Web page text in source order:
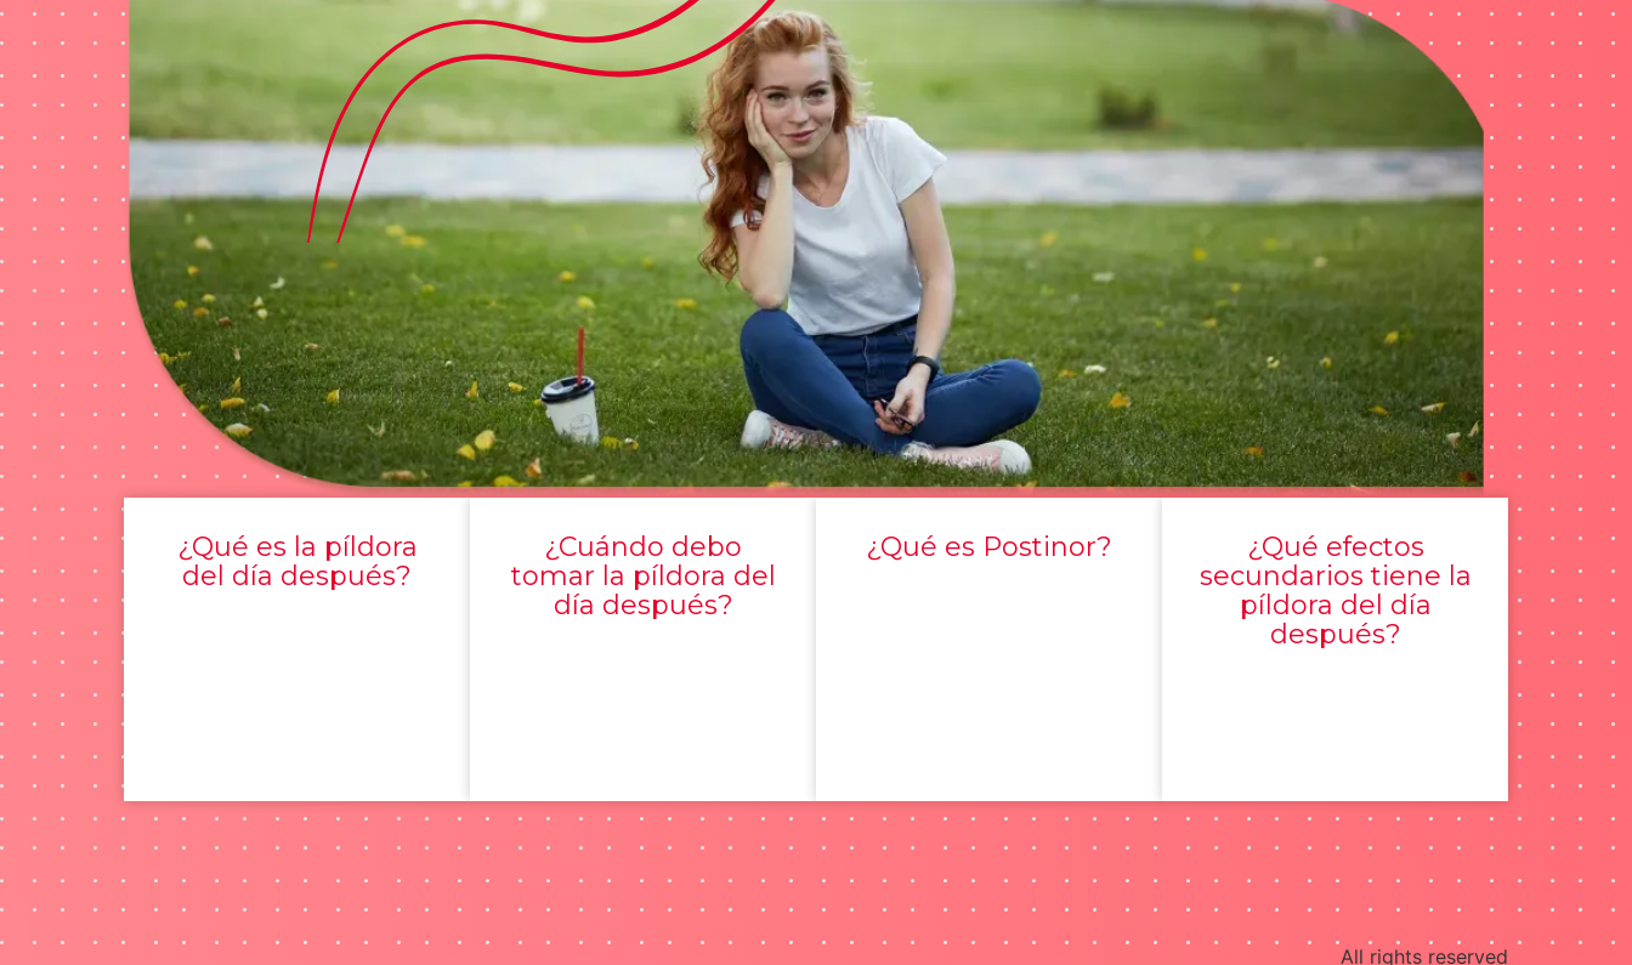
¿Qué es la píldora
del día después?
¿Cuándo debo
tomar la píldora del
día después?
¿Qué es Postinor?
¿Qué efectos
secundarios tiene la
píldora del día
después?
All rights reserved